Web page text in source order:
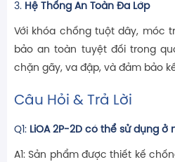
3. Hệ Thống An Toàn Đa Lớp
Với khóa chống tuột dây, móc
bảo an toàn tuyệt đối trong
chặn gãy, va đập, và đảm bảo
Câu Hỏi & Trả Lời
Q1: LiOA 2P-2D có thể sử dụng
A1: Sản phẩm được thiết kế